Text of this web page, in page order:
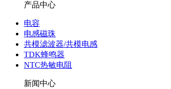
产品中心
电容
电感磁珠
共模滤波器/共模电感
TDK蜂鸣器
NTC热敏电阻
新闻中心